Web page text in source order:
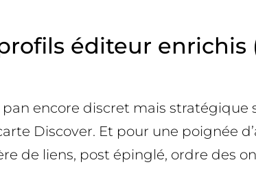
éditeur enrichis
pan encore discret mais stratégique
Discover. Et pour une poignée
de liens, post épinglé, ordre des